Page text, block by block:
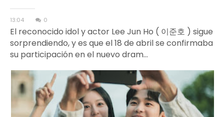
13:04 0
El reconocido idol y actor Lee Jun Ho ( 이준호 ) sigue
sorprendiendo, y es que el 18 de abril se confirmaba
su participación en el nuevo dram...